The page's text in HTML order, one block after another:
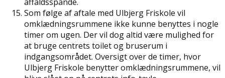
Som følge af aftale med Ulbjerg Friskole vil
omklædningsrummene ikke kunne benyttes i nogle
timer om ugen. Der vil dog altid være mulighed for
at bruge centrets toilet og bruserum i
indgangsområdet. Oversigt over de timer, hvor
Ulbjerg Friskole benytter omklædningsrummene, vil